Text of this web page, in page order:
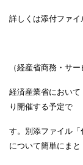
詳しくは添付ファイ
（経産省商務・サ
経済産業省において
り開催する予定で
す。別添ファイル「
について簡単にまと